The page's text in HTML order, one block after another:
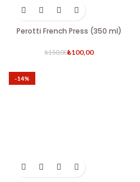
Perotti French Press (350 ml)
₺150,00₺100,00
-14%